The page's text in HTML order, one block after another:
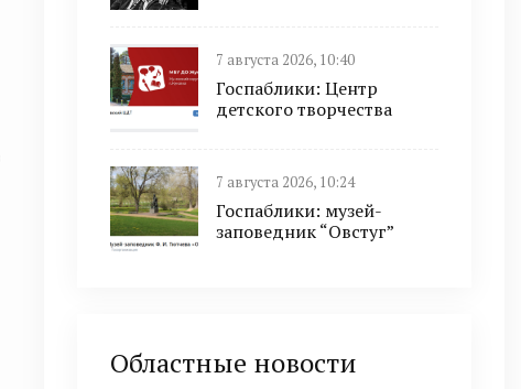
7 августа 2026, 10:40
Госпаблики: Центр
детского творчества
7 августа 2026, 10:24
Госпаблики: музей-
заповедник “Овстуг”
Областные новости